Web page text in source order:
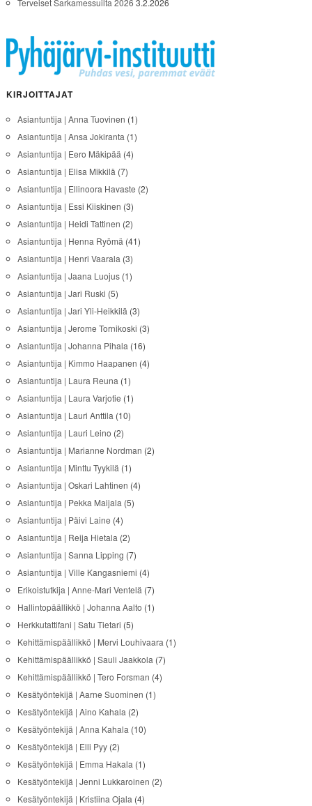
Terveiset Sarkamessuilta 2026 3.2.2026
KIRJOITTAJAT
Asiantuntija | Anna Tuovinen (1)
Asiantuntija | Ansa Jokiranta (1)
Asiantuntija | Eero Mäkipää (4)
Asiantuntija | Elisa Mikkilä (7)
Asiantuntija | Ellinoora Havaste (2)
Asiantuntija | Essi Kiiskinen (3)
Asiantuntija | Heidi Tattinen (2)
Asiantuntija | Henna Ryömä (41)
Asiantuntija | Henri Vaarala (3)
Asiantuntija | Jaana Luojus(1)
Asiantuntija | Jari Ruski (5)
Asiantuntija | Jari Yli-Heikkilä (3)
Asiantuntija | Jerome Tornikoski (3)
Asiantuntija | Johanna Pihala (16)
Asiantuntija | Kimmo Haapanen (4)
Asiantuntija | Laura Reuna (1)
Asiantuntija | Laura Varjotie (1)
Asiantuntija | Lauri Anttila (10)
Asiantuntija | Lauri Leino (2)
Asiantuntija | Marianne Nordman (2)
Asiantuntija | Minttu Tyykilä (1)
Asiantuntija | Oskari Lahtinen (4)
Asiantuntija | Pekka Maijala (5)
Asiantuntija | Päivi Laine (4)
Asiantuntija | Reija Hietala (2)
Asiantuntija | Sanna Lipping (7)
Asiantuntija | Ville Kangasniemi (4)
Erikoistutkija | Anne-Mari Ventelä (7)
Hallintopäällikkö | Johanna Aalto (1)
Herkkutattifani | Satu Tietari (5)
Kehittämispäällikkö | Mervi Louhivaara (1)
Kehittämispäällikkö | Sauli Jaakkola (7)
Kehittämispäällikkö | Tero Forsman (4)
Kesätyöntekijä | Aarne Suominen (1)
Kesätyöntekijä | Aino Kahala (2)
Kesätyöntekijä | Anna Kahala (10)
Kesätyöntekijä | Elli Pyy(2)
Kesätyöntekijä | Emma Hakala (1)
Kesätyöntekijä | Jenni Lukkaroinen (2)
Kesätyöntekijä | Kristiina Ojala (4)